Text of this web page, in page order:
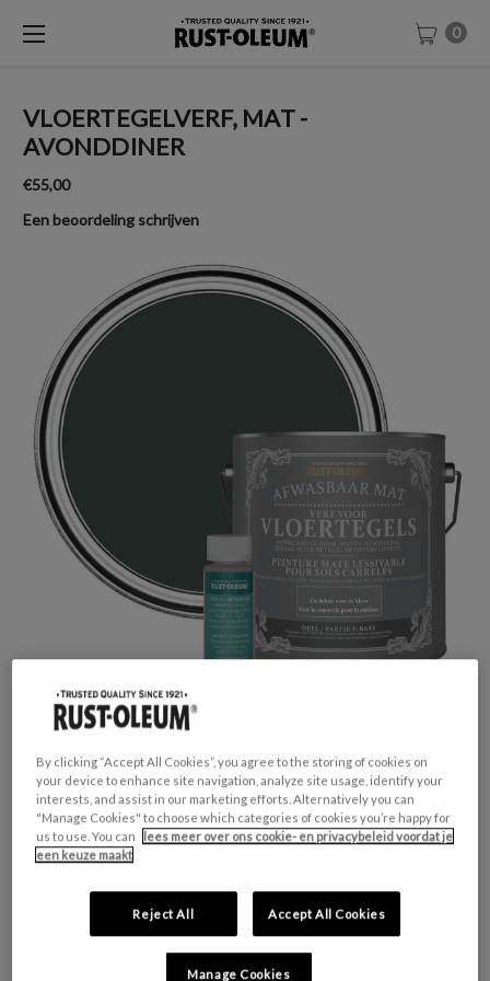
0
VLOERTEGELVERF, MAT -
AVONDDINER
€55,00
Een beoordeling schrijven
GESCHIKT VOOR: Vloertegels
KLEURGROEP:
KLEURCOLLECTIE: Opvallend & levendig
By clicking “Accept All Cookies”, you agree to the storing of cookies on
your device to enhance site navigation, analyze site usage, identify your
interests, and assist in our marketing efforts. Alternatively you can
"Manage Cookies" to choose which categories of cookies you’re happy for
us to use. You can
lees meer over ons cookie- en privacybeleid voordat je
een keuze maakt
Reject All Accept All Cookies
Manage Cookies